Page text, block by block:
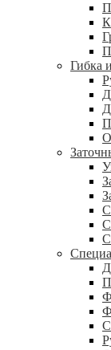
Гибка